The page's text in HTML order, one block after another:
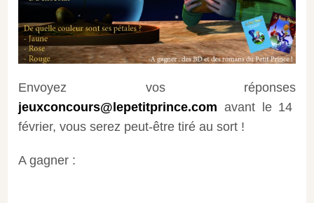
Envoyez vos réponses
jeuxconcours@lepetitprince.com avant le 14
février, vous serez peut-être tiré au sort !
A gagner :